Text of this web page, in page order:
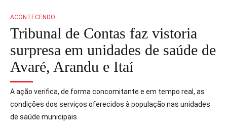
ACONTECENDO
Tribunal de Contas faz vistoria
surpresa em unidades de saúde de
Avaré, Arandu e Itaí
A ação verifica, de forma concomitante e em tempo real, as
condições dos serviços oferecidos à população nas unidades
de saúde municipais